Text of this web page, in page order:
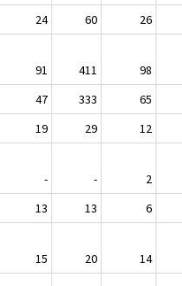
24 60 26
91 411 98
47 333 65
19 29 12
- - 2
13 13 6
15 20 14